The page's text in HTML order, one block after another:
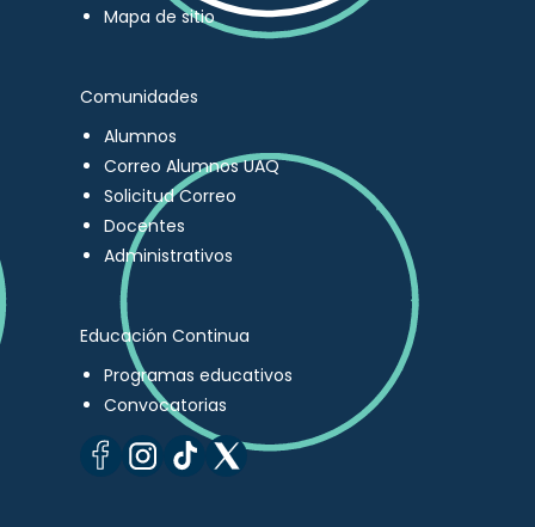
Mapa de sitio
Comunidades
Alumnos
Correo Alumnos UAQ
Solicitud Correo
Docentes
Administrativos
Educación Continua
Programas educativos
Convocatorias